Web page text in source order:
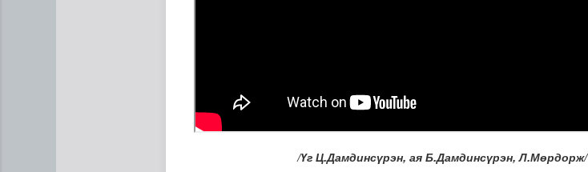
/Үг Ц.Дамдинсүрэн, ая Б.Дамдинсүрэн, Л.Мөрдорж/